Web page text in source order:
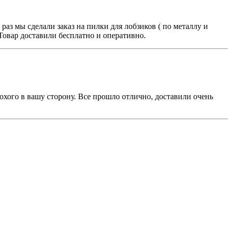
мы сделали заказ на пилки для лобзиков ( по металлу и
доставили бесплатно и оперативно.
в вашу сторону. Все прошло отлично, доставили очень